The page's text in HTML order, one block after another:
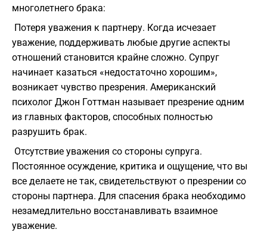
многолетнего брака:
Потеря уважения к партнеру. Когда исчезает
уважение, поддерживать любые другие аспекты
отношений становится крайне сложно. Супруг
начинает казаться «недостаточно хорошим»,
возникает чувство презрения. Американский
психолог Джон Готтман называет презрение одним
из главных факторов, способных полностью
разрушить брак.
Отсутствие уважения со стороны супруга.
Постоянное осуждение, критика и ощущение, что вы
все делаете не так, свидетельствуют о презрении со
стороны партнера. Для спасения брака необходимо
незамедлительно восстанавливать взаимное
уважение.